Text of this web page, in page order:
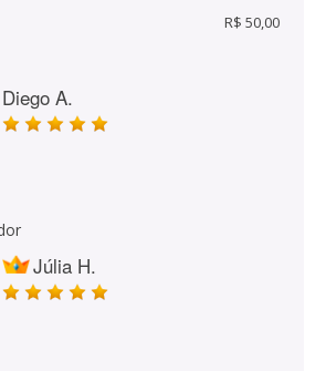
R$ 50,00
Diego A.
Júlia H.